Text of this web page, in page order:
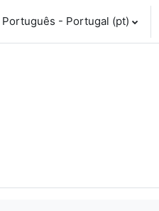
Português - Portugal ‎(pt)‎